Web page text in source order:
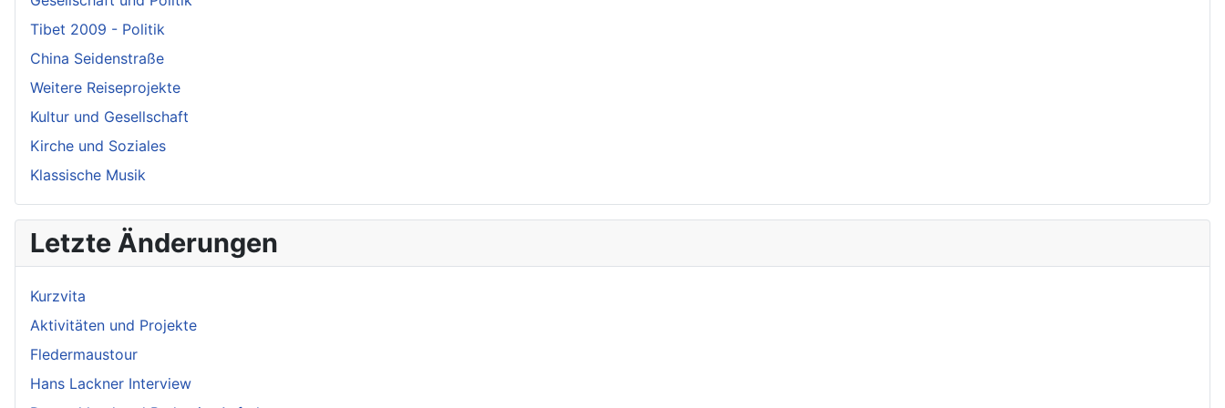
Tibet 2009 - Politik
China Seidenstraße
Weitere Reiseprojekte
Kultur und Gesellschaft
Kirche und Soziales
Klassische Musik
Letzte Änderungen
Kurzvita
Aktivitäten und Projekte
Fledermaustour
Hans Lackner Interview